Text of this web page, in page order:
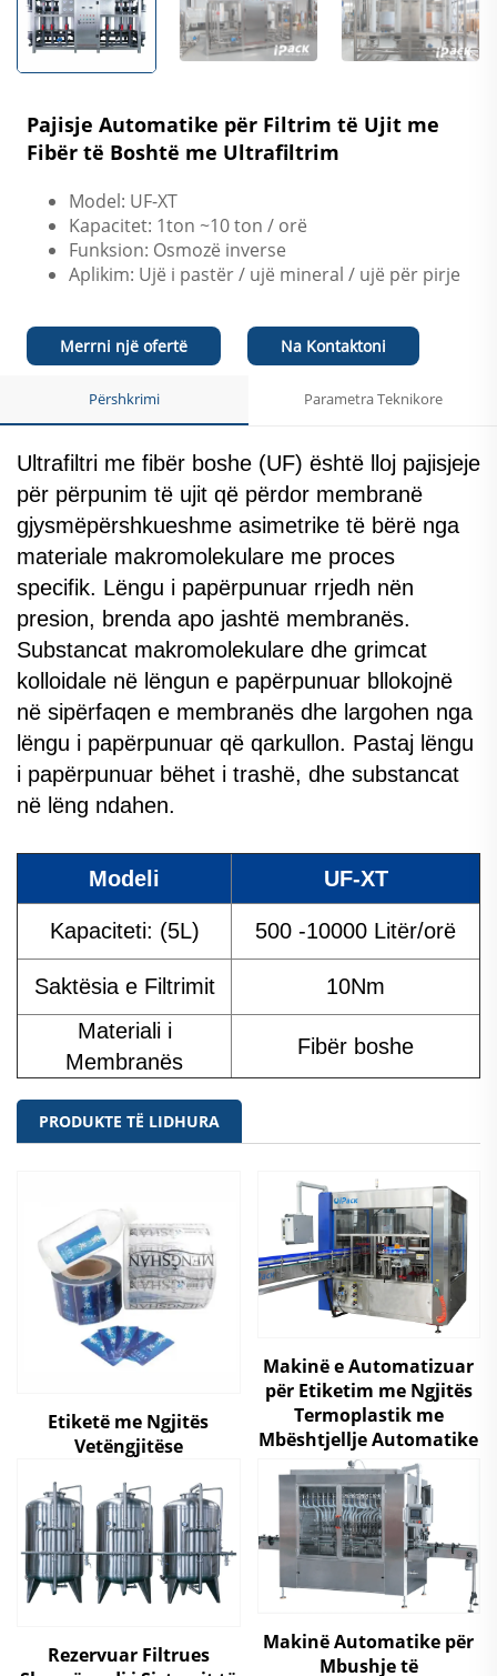
Pajisje Automatike për Filtrim të Ujit me
Fibër të Boshtë me Ultrafiltrim
Model: UF-XT
Kapacitet: 1ton ~10 ton / orë
Funksion: Osmozë inverse
Aplikim: Ujë i pastër / ujë mineral / ujë për pirje
Merrni një ofertë Na Kontaktoni
Përshkrimi Parametra Teknikore
Ultrafiltri me fibër boshe (UF) është lloj pajisjeje
për përpunim të ujit që përdor membranë
gjysmëpërshkueshme asimetrike të bërë nga
materiale makromolekulare me proces
specifik. Lëngu i papërpunuar rrjedh nën
presion, brenda apo jashtë membranës.
Substancat makromolekulare dhe grimcat
kolloidale në lëngun e papërpunuar bllokojnë
në sipërfaqen e membranës dhe largohen nga
lëngu i papërpunuar që qarkullon. Pastaj lëngu
i papërpunuar bëhet i trashë, dhe substancat
në lëng ndahen.
Modeli UF-XT
Kapaciteti: (5L) 500 -10000 Litër/orë
Saktësia e Filtrimit
10Nm
Materiali i
Membranës
Fibër boshe
PRODUKTE TË LIDHURA
Etiketë me Ngjitës
Vetëngjitëse
Makinë e Automatizuar
për Etiketim me Ngjitës
Termoplastik me
Mbështjellje Automatike
Rezervuar Filtrues
Makinë Automatike për
Mbushje të